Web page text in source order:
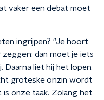
vaker een debat moet
ingrijpen? "Je hoort
dan moet je iets
Daarna liet hij het lopen.
groteske onzin wordt
onze taak. Zolang het